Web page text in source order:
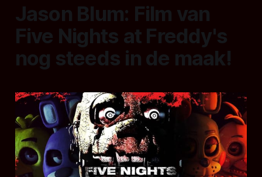
Jason Blum: Film van
Five Nights at Freddy's
nog steeds in de maak!